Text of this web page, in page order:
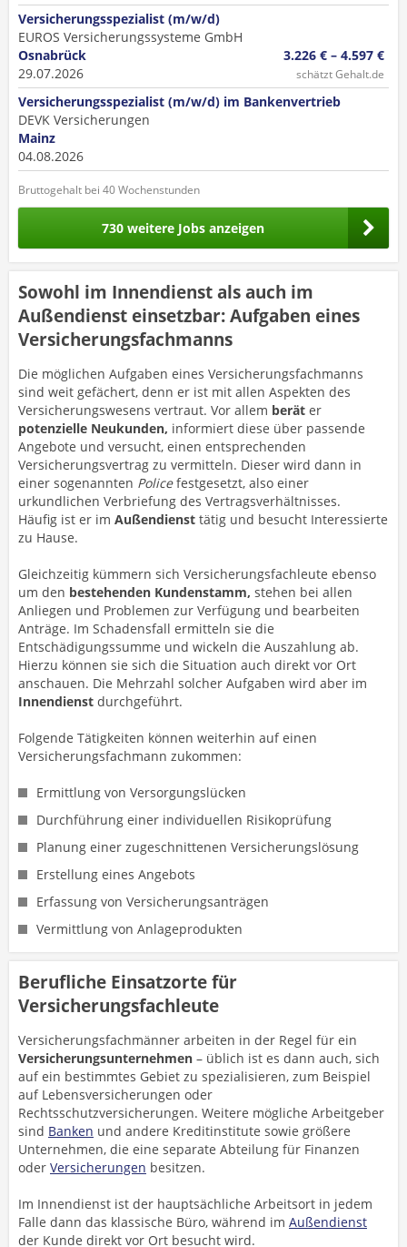
Versicherungsspezialist (m/w/d)
EUROS Versicherungssysteme GmbH
Osnabrück
29.07.2026
3.226 € – 4.597 €
schätzt Gehalt.de
Versicherungsspezialist (m/w/d) im Bankenvertrieb
DEVK Versicherungen
Mainz
04.08.2026
Bruttogehalt bei 40 Wochenstunden
730 weitere Jobs anzeigen
Sowohl im Innendienst als auch im
Außendienst einsetzbar: Aufgaben eines
Versicherungsfachmanns
Die möglichen Aufgaben eines Versicherungsfachmanns
sind weit gefächert, denn er ist mit allen Aspekten des
Versicherungswesens vertraut. Vor allem berät er
potenzielle Neukunden, informiert diese über passende
Angebote und versucht, einen entsprechenden
Versicherungsvertrag zu vermitteln. Dieser wird dann in
einer sogenannten Policefestgesetzt, also einer
urkundlichen Verbriefung des Vertragsverhältnisses.
Häufig ist er im Außendienst tätig und besucht Interessierte
zu Hause.
Gleichzeitig kümmern sich Versicherungsfachleute ebenso
um den bestehenden Kundenstamm, stehen bei allen
Anliegen und Problemen zur Verfügung und bearbeiten
Anträge. Im Schadensfall ermitteln sie die
Entschädigungssumme und wickeln die Auszahlung ab.
Hierzu können sie sich die Situation auch direkt vor Ort
anschauen. Die Mehrzahl solcher Aufgaben wird aber im
Innendienst durchgeführt.
Folgende Tätigkeiten können weiterhin auf einen
Versicherungsfachmann zukommen:
Ermittlung von Versorgungslücken
Durchführung einer individuellen Risikoprüfung
Planung einer zugeschnittenen Versicherungslösung
Erstellung eines Angebots
Erfassung von Versicherungsanträgen
Vermittlung von Anlageprodukten
Berufliche Einsatzorte für
Versicherungsfachleute
Versicherungsfachmänner arbeiten in der Regel für ein
Versicherungsunternehmen – üblich ist es dann auch, sich
auf ein bestimmtes Gebiet zu spezialisieren, zum Beispiel
auf Lebensversicherungen oder
Rechtsschutzversicherungen. Weitere mögliche Arbeitgeber
sind Banken und andere Kreditinstitute sowie größere
Unternehmen, die eine separate Abteilung für Finanzen
oder Versicherungen besitzen.
Im Innendienst ist der hauptsächliche Arbeitsort in jedem
Falle dann das klassische Büro, während im Außendienst
der Kunde direkt vor Ort besucht wird.